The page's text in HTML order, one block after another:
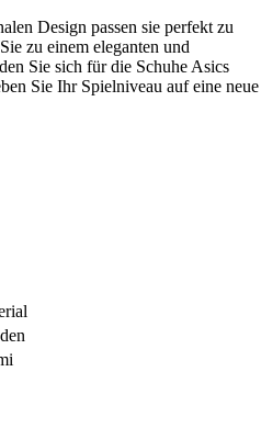
Design passen sie perfekt zu
zu einem eleganten und
Sie sich für die Schuhe Asics
Sie Ihr Spielniveau auf eine neue